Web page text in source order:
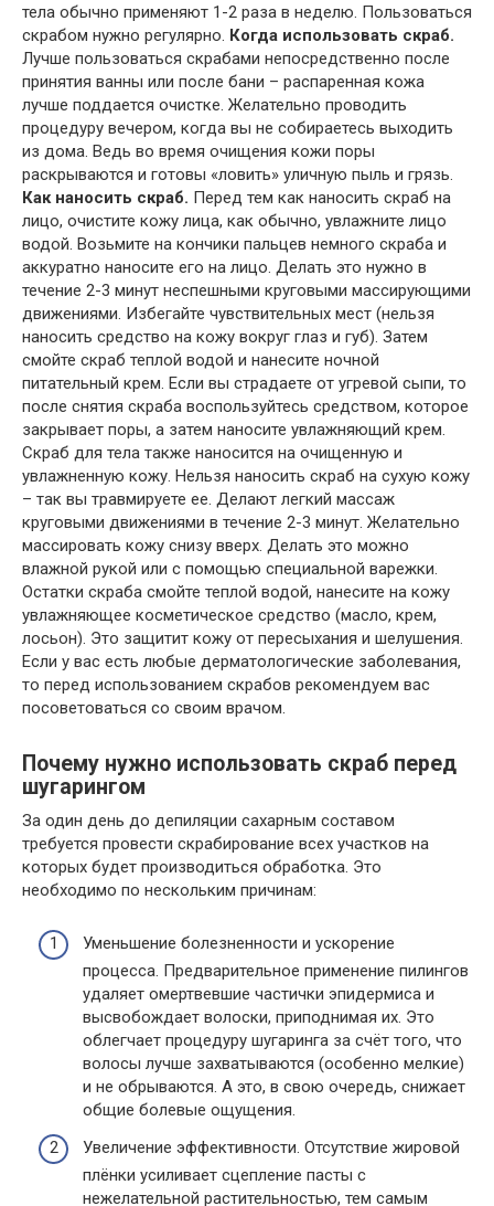
тела обычно применяют 1-2 раза в неделю. Пользоваться
скрабом нужно регулярно. Когда использовать скраб.
Лучше пользоваться скрабами непосредственно после
принятия ванны или после бани – распаренная кожа
лучше поддается очистке. Желательно проводить
процедуру вечером, когда вы не собираетесь выходить
из дома. Ведь во время очищения кожи поры
раскрываются и готовы «ловить» уличную пыль и грязь.
Как наносить скраб. Перед тем как наносить скраб на
лицо, очистите кожу лица, как обычно, увлажните лицо
водой. Возьмите на кончики пальцев немного скраба и
аккуратно наносите его на лицо. Делать это нужно в
течение 2-3 минут неспешными круговыми массирующими
движениями. Избегайте чувствительных мест (нельзя
наносить средство на кожу вокруг глаз и губ). Затем
смойте скраб теплой водой и нанесите ночной
питательный крем. Если вы страдаете от угревой сыпи, то
после снятия скраба воспользуйтесь средством, которое
закрывает поры, а затем наносите увлажняющий крем.
Скраб для тела также наносится на очищенную и
увлажненную кожу. Нельзя наносить скраб на сухую кожу
– так вы травмируете ее. Делают легкий массаж
круговыми движениями в течение 2-3 минут. Желательно
массировать кожу снизу вверх. Делать это можно
влажной рукой или с помощью специальной варежки.
Остатки скраба смойте теплой водой, нанесите на кожу
увлажняющее косметическое средство (масло, крем,
лосьон). Это защитит кожу от пересыхания и шелушения.
Если у вас есть любые дерматологические заболевания,
то перед использованием скрабов рекомендуем вас
посоветоваться со своим врачом.
Почему нужно использовать скраб перед
шугарингом
За один день до депиляции сахарным составом
требуется провести скрабирование всех участков на
которых будет производиться обработка. Это
необходимо по нескольким причинам:
Уменьшение болезненности и ускорение
процесса. Предварительное применение пилингов
удаляет омертвевшие частички эпидермиса и
высвобождает волоски, приподнимая их. Это
облегчает процедуру шугаринга за счёт того, что
волосы лучше захватываются (особенно мелкие)
и не обрываются. А это, в свою очередь, снижает
общие болевые ощущения.
Увеличение эффективности. Отсутствие жировой
плёнки усиливает сцепление пасты с
нежелательной растительностью, тем самым